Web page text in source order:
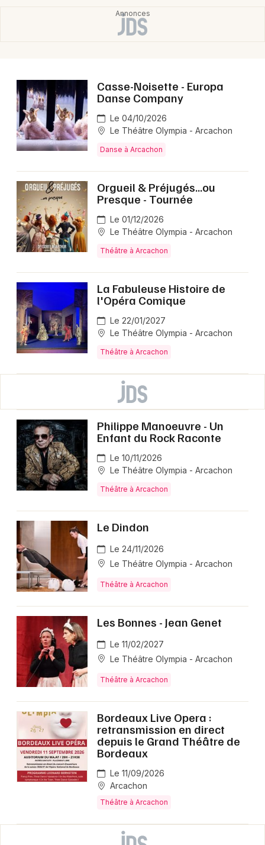
Casse-Noisette - Europa
Danse Company
Le 04/10/2026
Le Théâtre Olympia - Arcachon
Danse à Arcachon
Orgueil & Préjugés...ou
Presque - Tournée
Le 01/12/2026
Le Théâtre Olympia - Arcachon
Théâtre à Arcachon
La Fabuleuse Histoire de
l'Opéra Comique
Le 22/01/2027
Le Théâtre Olympia - Arcachon
Théâtre à Arcachon
Philippe Manoeuvre - Un
Enfant du Rock Raconte
Le 10/11/2026
Le Théâtre Olympia - Arcachon
Théâtre à Arcachon
Le Dindon
Le 24/11/2026
Le Théâtre Olympia - Arcachon
Théâtre à Arcachon
Les Bonnes - Jean Genet
Le 11/02/2027
Le Théâtre Olympia - Arcachon
Théâtre à Arcachon
Bordeaux Live Opera :
retransmission en direct
depuis le Grand Théâtre de
Bordeaux
Le 11/09/2026
Arcachon
Théâtre à Arcachon